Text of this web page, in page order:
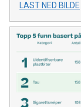
LAST NED BILDE